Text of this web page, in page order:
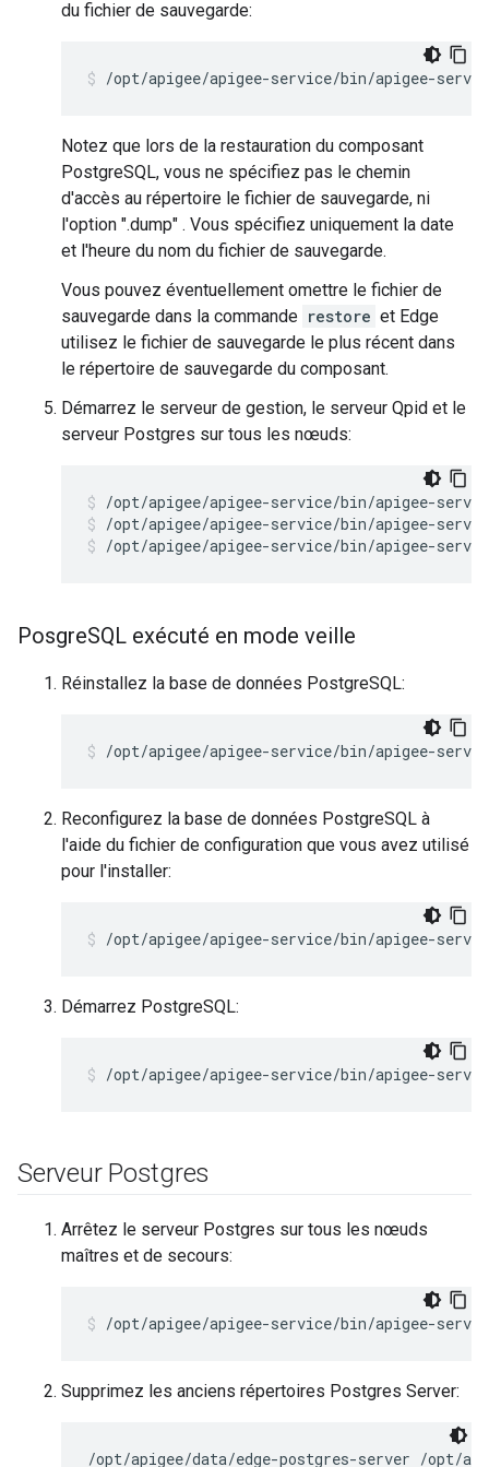
du fichier de sauvegarde:
/opt/apigee/apigee-service/bin/apigee-
Notez que lors de la restauration du composant
PostgreSQL, vous ne spécifiez pas le chemin
d'accès au répertoire le fichier de sauvegarde, ni
l'option ".dump" . Vous spécifiez uniquement la date
et l'heure du nom du fichier de sauvegarde.
Vous pouvez éventuellement omettre le fichier de
sauvegarde dans la commande restore et Edge
utilisez le fichier de sauvegarde le plus récent dans
le répertoire de sauvegarde du composant.
Démarrez le serveur de gestion, le serveur Qpid et le
serveur Postgres sur tous les nœuds:
/opt/apigee/apigee-service/bin/apigee-
/opt/apigee/apigee-service/bin/apigee-
PosgreSQL exécuté en mode veille
Réinstallez la base de données PostgreSQL:
/opt/apigee/apigee-service/bin/apigee-
Reconfigurez la base de données PostgreSQL à
l'aide du fichier de configuration que vous avez utilisé
pour l'installer:
/opt/apigee/apigee-service/bin/apigee-
Démarrez PostgreSQL:
/opt/apigee/apigee-service/bin/apigee-
Serveur Postgres
Arrêtez le serveur Postgres sur tous les nœuds
maîtres et de secours:
/opt/apigee/apigee-service/bin/apigee-
Supprimez les anciens répertoires Postgres Server:
/opt/apigee/data/edge-postgres-server /opt/